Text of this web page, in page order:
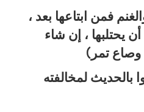
فمن ابتاعها بعد ،
يحتلبها ، إن شاء
تمر (
بالحديث لمخالفته